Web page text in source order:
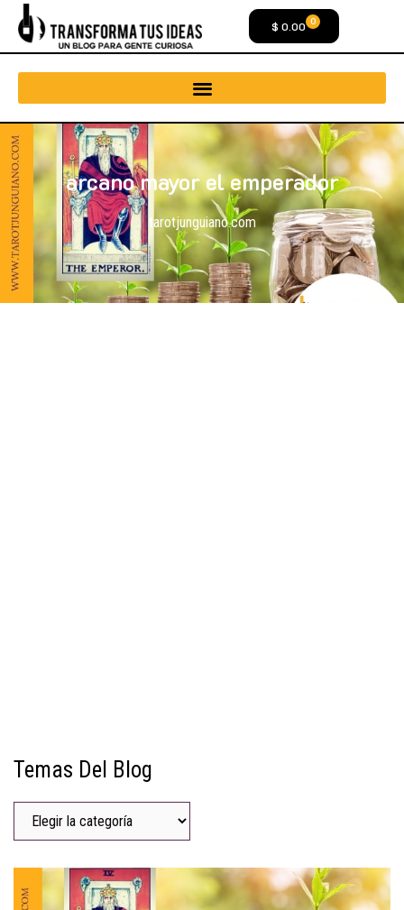
$ 0.00 0
arcano mayor el emperador
tarotjunguiano.com
Temas Del Blog